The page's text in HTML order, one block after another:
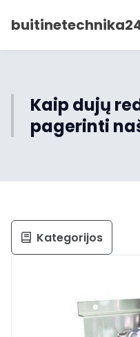
Kaip dujų
pagerinti
Kategorijos